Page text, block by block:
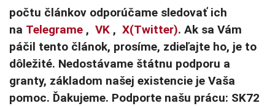
počtu článkov odporúčame sledovať ich
na Telegrame , VK , X(Twitter). Ak sa Vám
páčil tento článok, prosíme, zdieľajte ho, je to
dôležité. Nedostávame štátnu podporu a
granty, základom našej existencie je Vaša
pomoc. Ďakujeme. Podporte našu prácu: SK72